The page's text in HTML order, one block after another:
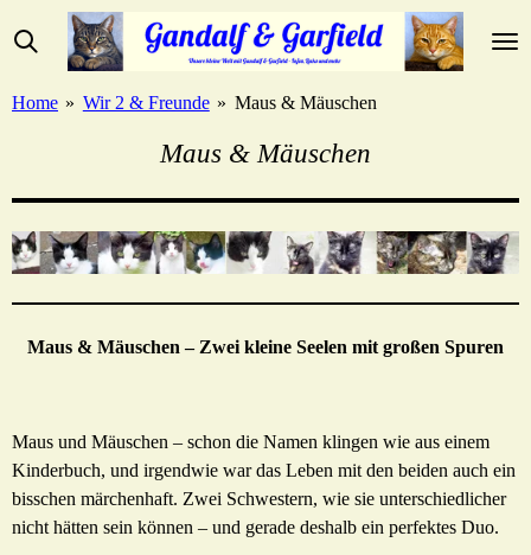
Hauptinhalt
Home » Wir 2 & Freunde » Maus & Mäuschen
Maus & Mäuschen
Maus & Mäuschen – Zwei kleine Seelen mit großen Spuren
Maus und Mäuschen – schon die Namen klingen wie aus einem
Kinderbuch, und irgendwie war das Leben mit den beiden auch ein
bisschen märchenhaft. Zwei Schwestern, wie sie unterschiedlicher
nicht hätten sein können – und gerade deshalb ein perfektes Duo.